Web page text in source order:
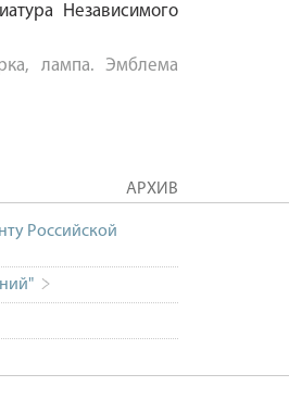
Независимого
лампа. Эмблема
АРХИВ
Российской